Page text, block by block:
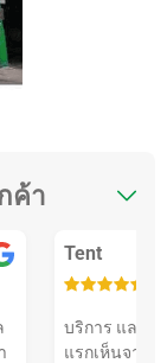
ค้า
Tent
บริการ และใ
แรกเห็นจากรี